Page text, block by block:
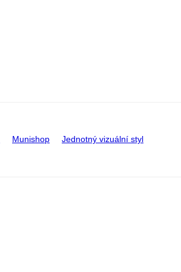
Munishop Jednotný vizuální styl